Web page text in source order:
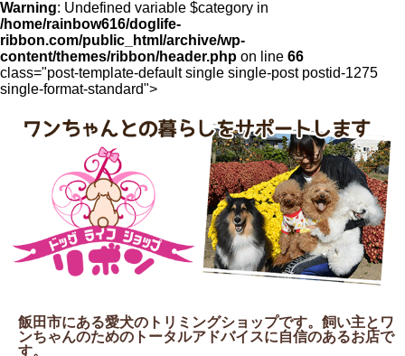
Warning: Undefined variable $category in
/home/rainbow616/doglife-
ribbon.com/public_html/archive/wp-
content/themes/ribbon/header.php on line 66
class="post-template-default single single-post postid-1275
single-format-standard">
飯田市にある愛犬のトリミングショップです。飼い主とワ
ンちゃんのためのトータルアドバイスに自信のあるお店で
す。